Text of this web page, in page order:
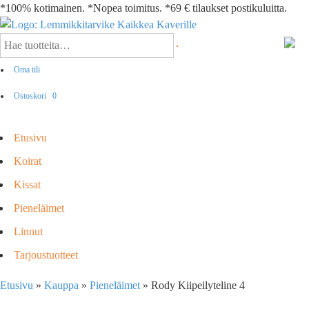
*100% kotimainen. *Nopea toimitus. *69 € tilaukset postikuluitta.
Oma tili
Ostoskori 0
Etusivu
Koirat
Kissat
Pieneläimet
Linnut
Tarjoustuotteet
Etusivu » Kauppa » Pieneläimet » Rody Kiipeilyteline 4